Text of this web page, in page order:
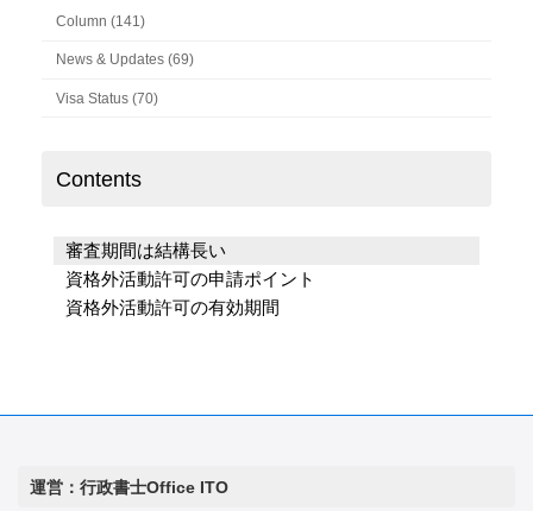
Column (141)
News & Updates (69)
Visa Status (70)
Contents
審査期間は結構長い
資格外活動許可の申請ポイント
資格外活動許可の有効期間
運営：行政書士Office ITO